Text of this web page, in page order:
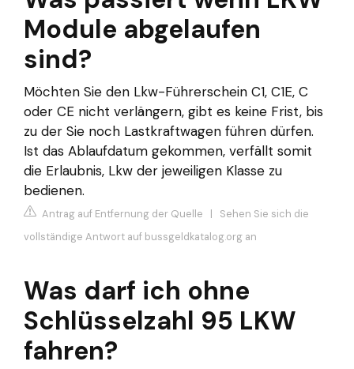
Module abgelaufen
sind?
Möchten Sie den Lkw-Führerschein C1, C1E, C
oder CE nicht verlängern, gibt es keine Frist, bis
zu der Sie noch Lastkraftwagen führen dürfen.
Ist das Ablaufdatum gekommen, verfällt somit
die Erlaubnis, Lkw der jeweiligen Klasse zu
bedienen.
Antrag auf Entfernung der Quelle | Sehen Sie sich die
vollständige Antwort auf bussgeldkatalog.org an
Was darf ich ohne
Schlüsselzahl 95 LKW
fahren?